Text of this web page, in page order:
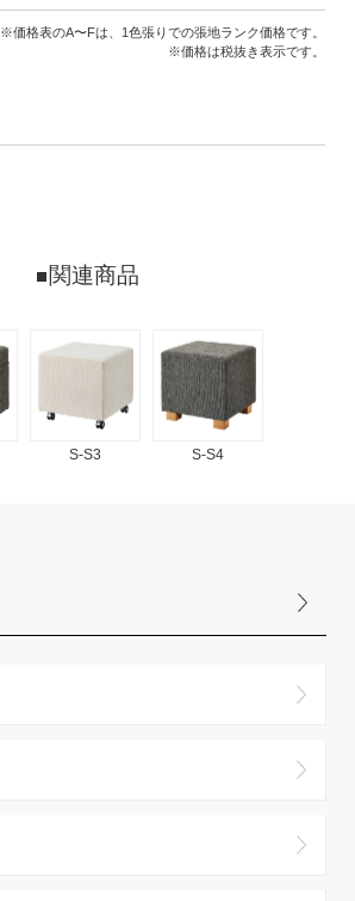
※価格表のA〜Fは、1色張りでの張地ランク価格です。
※価格は税抜き表示です。
関連商品
S-S3 S-S4